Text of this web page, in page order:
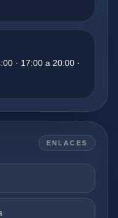
· 17:00 a 20:00 ·
ENLACES